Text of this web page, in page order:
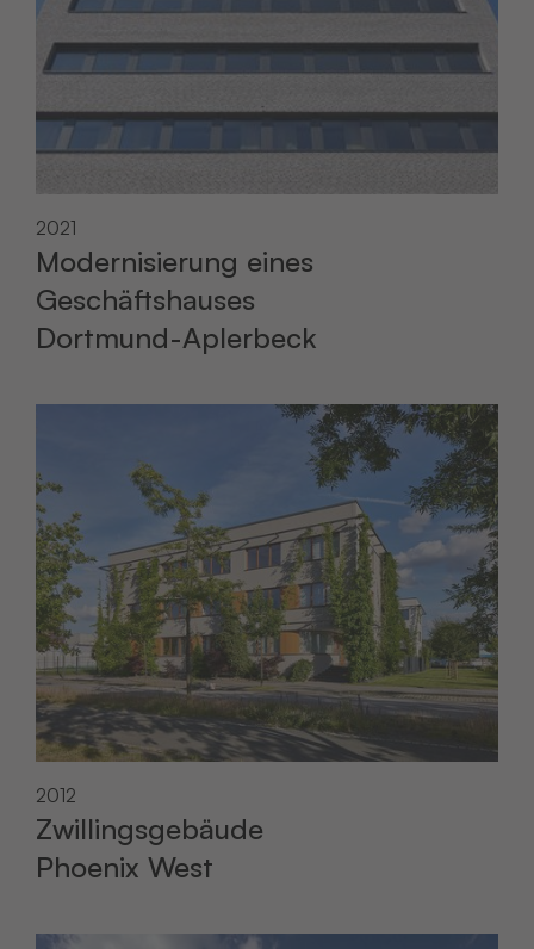
2021
Modernisierung eines
Geschäftshauses
Dortmund-Aplerbeck
2012
Zwillingsgebäude
Phoenix West